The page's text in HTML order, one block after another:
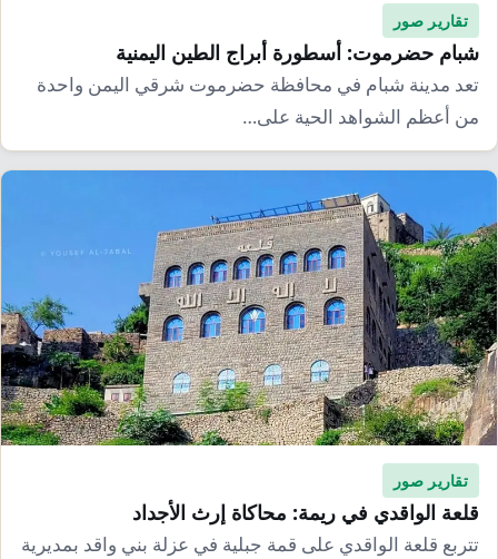
قصة
تقارير صور
فيديو
تقارير صور
شبام حضرموت: أسطورة أبراج الطين اليمنية
تعد مدينة شبام في محافظة حضرموت شرقي اليمن واحدة
من أعظم الشواهد الحية على…
تقارير صور
قلعة الواقدي في ريمة: محاكاة إرث الأجداد
تتربع قلعة الواقدي على قمة جبلية في عزلة بني واقد بمديرية